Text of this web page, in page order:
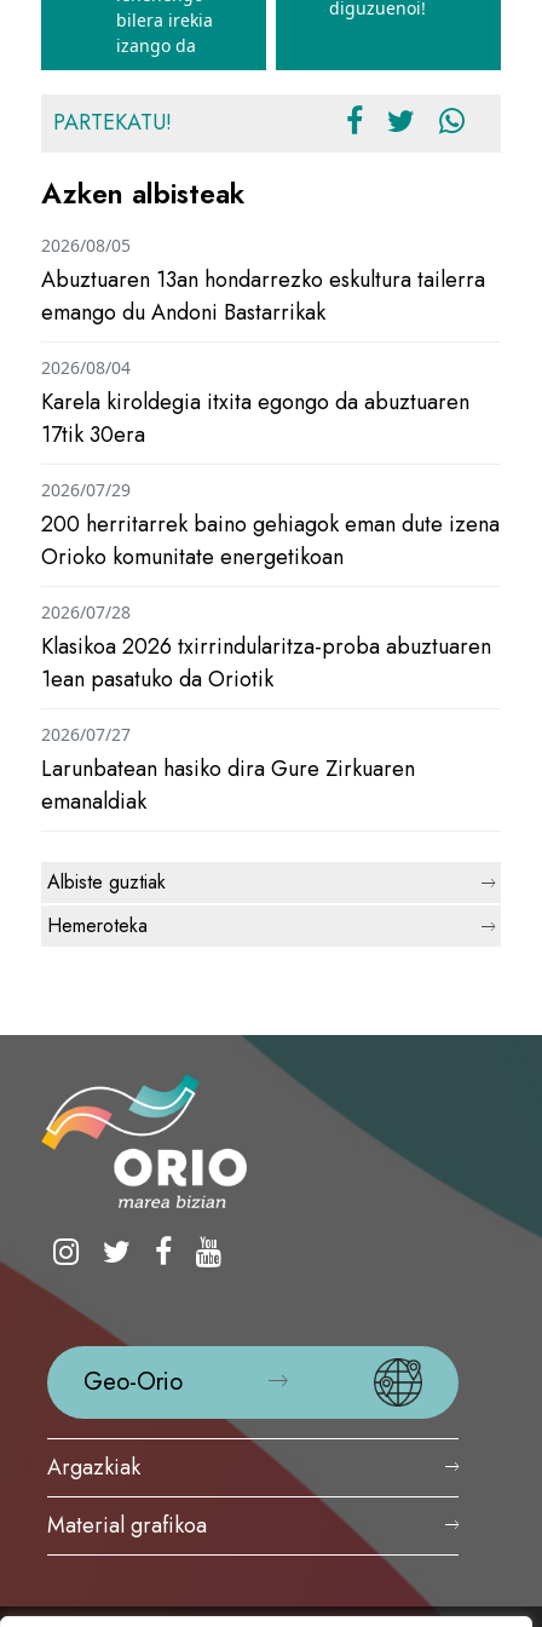
bilera irekia
izango da
diguzuenoi!
PARTEKATU!
Azken albisteak
Abuztuaren 13an hondarrezko eskultura tailerra
emango du Andoni Bastarrikak
2026/08/05
Karela kiroldegia itxita egongo da abuztuaren
17tik 30era
2026/08/04
200 herritarrek baino gehiagok eman dute izena
Orioko komunitate energetikoan
2026/07/29
Klasikoa 2026 txirrindularitza-proba abuztuaren
1ean pasatuko da Oriotik
2026/07/28
Larunbatean hasiko dira Gure Zirkuaren
emanaldiak
2026/07/27
Albiste guztiak
Hemeroteka
Geo-Orio
Argazkiak
Material grafikoa